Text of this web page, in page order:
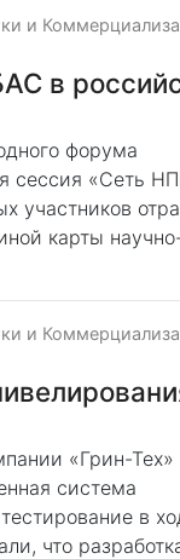
и
в
форума
сессия «Сеть
участников
карты
и
«Грин-Тех»
система
в
что